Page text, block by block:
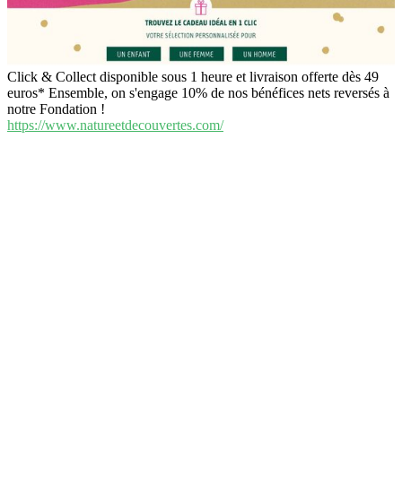
Click & Collect disponible sous 1 heure et livraison offerte dès 49
euros* Ensemble, on s'engage 10% de nos bénéfices nets reversés à
notre Fondation !
https://www.natureetdecouvertes.com/